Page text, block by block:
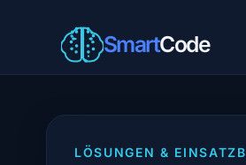
SmartCode
LÖSUNGEN &